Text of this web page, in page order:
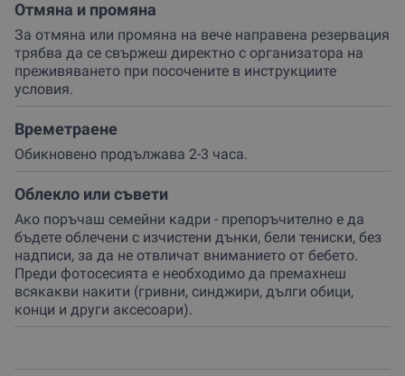
пътуването), то ще спи дълбоко, което ще позволи
заснемането на красиви и спокойни кадри. Особено
важно е при кърмените бебета храненето да
продължи поне 30-40 минути, за да се осигури
пълноценен сън.
За по-добра адаптация към сесията,
препоръчително е бебето да бъде оставяно по
памперс по 15-20 минути няколко пъти дневно, за
да свикне с допира и температурата на околната
среда. Температурата в помещението също е важна
– поддържай я до 21 градуса, за да му е
комфортно. Още в първите дни след раждането е
добре бебето да бъде поставяно по коремче и
настрани – това са основните пози за фотосесията
и предварителното привикване ще допринесе за по-
лесното му позициониране.
При будно или спящо състояние бебето трябва да
бъде оставяно по гръб, с прибрани към коремчето
крачета и сгънати ръчички към гърдите, в поза,
се чувства сигурно и спокойно.
Отмяна и промяна
За отмяна или промяна на вече направена резервация
трябва да се свържеш директно с организатора на
преживяването при посочените в инструкциите
условия.
Времетраене
Обикновено продължава 2-3 часа.
Облекло или съвети
Ако поръчаш семейни кадри - препоръчително е да
бъдете облечени с изчистени дънки, бели тениски, без
надписи, за да не отвличат вниманието от бебето.
Преди фотосесията е необходимо да премахнеш
всякакви накити (гривни, синджири, дълги обици,
конци и други аксесоари).